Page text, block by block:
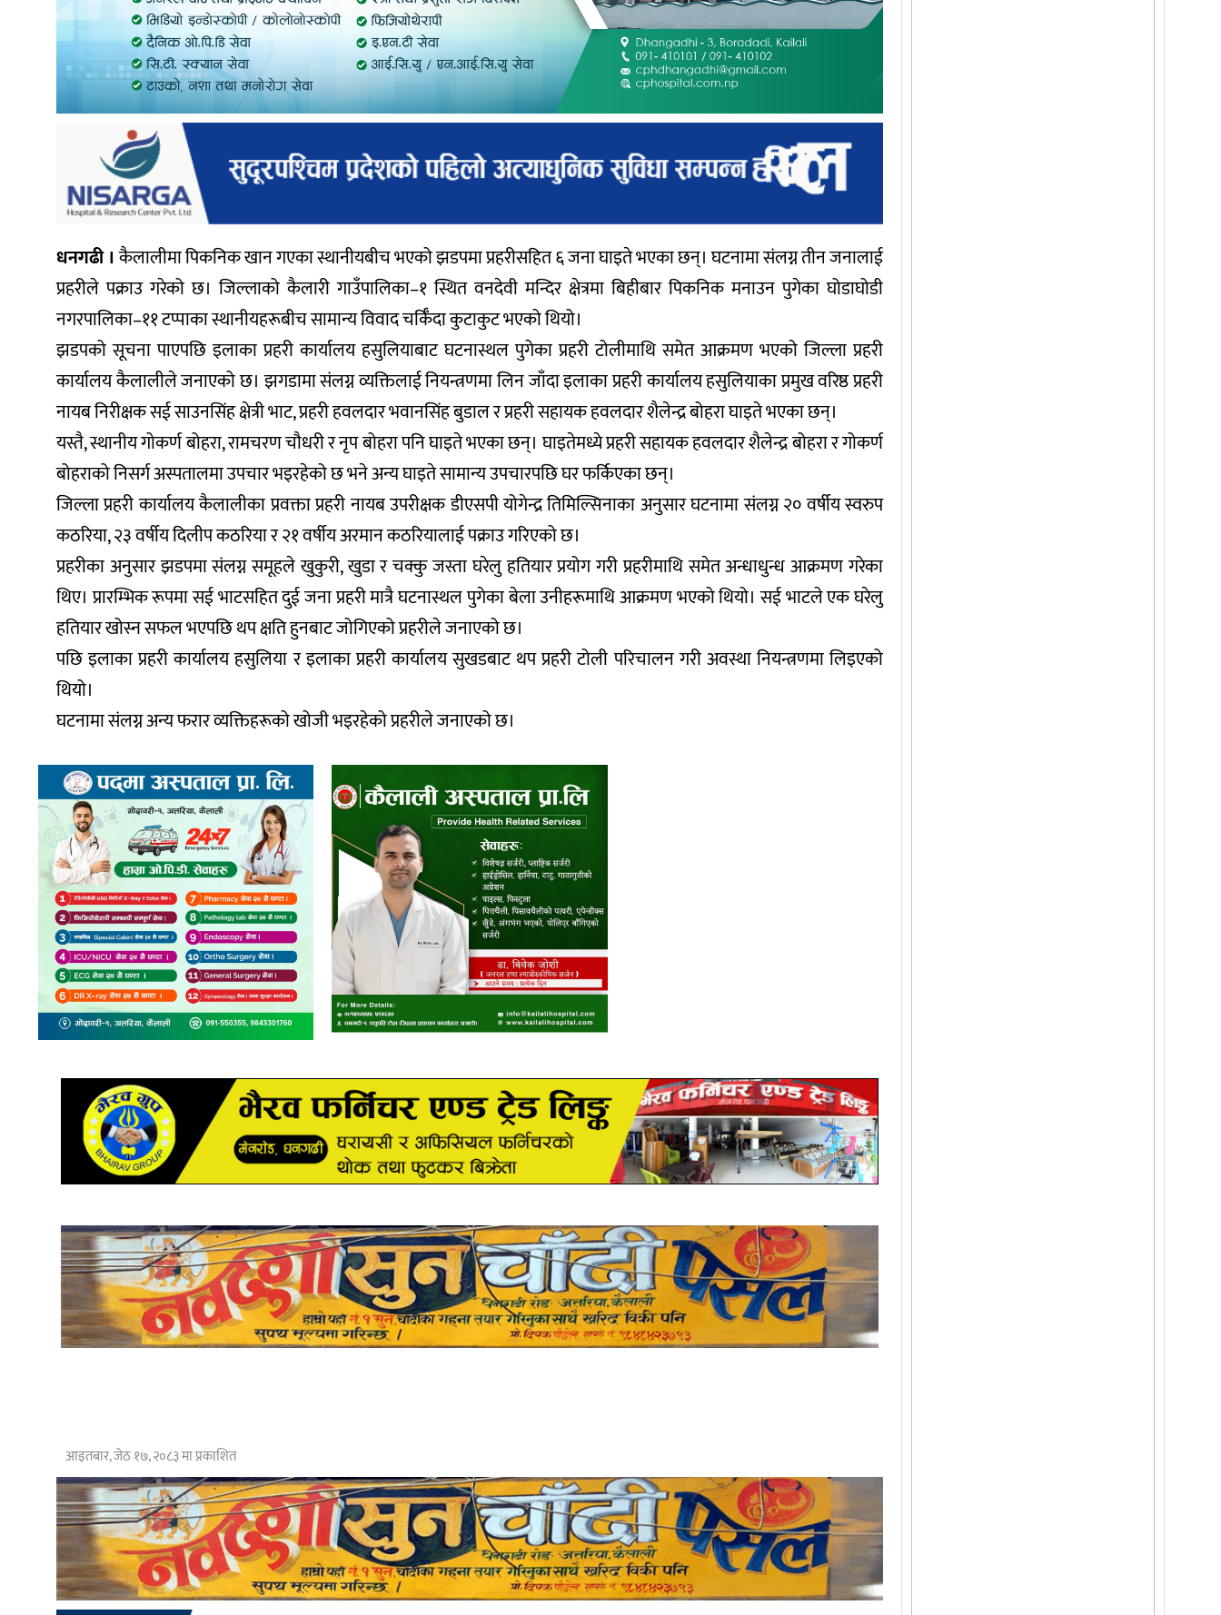
धनगढी ।कैलालीमा पिकनिक खान गएका स्थानीयबीच भएको झडपमा प्रहरीसहित ६ जना घाइते भएका छन्। घटनामा संलग्न तीन जनालाई
प्रहरीले पक्राउ गरेको छ। जिल्लाको कैलारी गाउँपालिका–१ स्थित वनदेवी मन्दिर क्षेत्रमा बिहीबार पिकनिक मनाउन पुगेका घोडाघोडी
नगरपालिका–११ टप्पाका स्थानीयहरूबीच सामान्य विवाद चर्किँदा कुटाकुट भएको थियो।
झडपको सूचना पाएपछि इलाका प्रहरी कार्यालय हसुलियाबाट घटनास्थल पुगेका प्रहरी टोलीमाथि समेत आक्रमण भएको जिल्ला प्रहरी
कार्यालय कैलालीले जनाएको छ। झगडामा संलग्न व्यक्तिलाई नियन्त्रणमा लिन जाँदा इलाका प्रहरी कार्यालय हसुलियाका प्रमुख वरिष्ठ प्रहरी
नायब निरीक्षक सई साउनसिंह क्षेत्री भाट, प्रहरी हवलदार भवानसिंह बुडाल र प्रहरी सहायक हवलदार शैलेन्द्र बोहरा घाइते भएका छन्।
यस्तै, स्थानीय गोकर्ण बोहरा, रामचरण चौधरी र नृप बोहरा पनि घाइते भएका छन्। घाइतेमध्ये प्रहरी सहायक हवलदार शैलेन्द्र बोहरा र गोकर्ण
बोहराको निसर्ग अस्पतालमा उपचार भइरहेको छ भने अन्य घाइते सामान्य उपचारपछि घर फर्किएका छन्।
जिल्ला प्रहरी कार्यालय कैलालीका प्रवक्ता प्रहरी नायब उपरीक्षक डीएसपी योगेन्द्र तिमिल्सिनाका अनुसार घटनामा संलग्न २० वर्षीय स्वरुप
कठरिया, २३ वर्षीय दिलीप कठरिया र २१ वर्षीय अरमान कठरियालाई पक्राउ गरिएको छ।
प्रहरीका अनुसार झडपमा संलग्न समूहले खुकुरी, खुडा र चक्कु जस्ता घरेलु हतियार प्रयोग गरी प्रहरीमाथि समेत अन्धाधुन्ध आक्रमण गरेका
थिए। प्रारम्भिक रूपमा सई भाटसहित दुई जना प्रहरी मात्रै घटनास्थल पुगेका बेला उनीहरूमाथि आक्रमण भएको थियो। सई भाटले एक घरेलु
हतियार खोस्न सफल भएपछि थप क्षति हुनबाट जोगिएको प्रहरीले जनाएको छ।
पछि इलाका प्रहरी कार्यालय हसुलिया र इलाका प्रहरी कार्यालय सुखडबाट थप प्रहरी टोली परिचालन गरी अवस्था नियन्त्रणमा लिइएको
थियो।
घटनामा संलग्न अन्य फरार व्यक्तिहरूको खोजी भइरहेको प्रहरीले जनाएको छ।
आइतबार, जेठ १७, २०८३ मा प्रकाशित